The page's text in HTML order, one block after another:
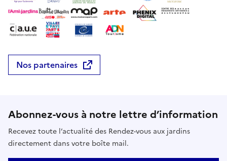
Nos partenaires
Abonnez-vous à notre lettre d’information
Recevez toute l’actualité des Rendez-vous aux jardins
directement dans votre boîte mail.